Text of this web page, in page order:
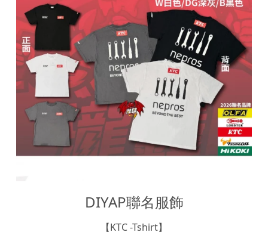
DIYAP聯名服飾
【KTC -Tshirt】